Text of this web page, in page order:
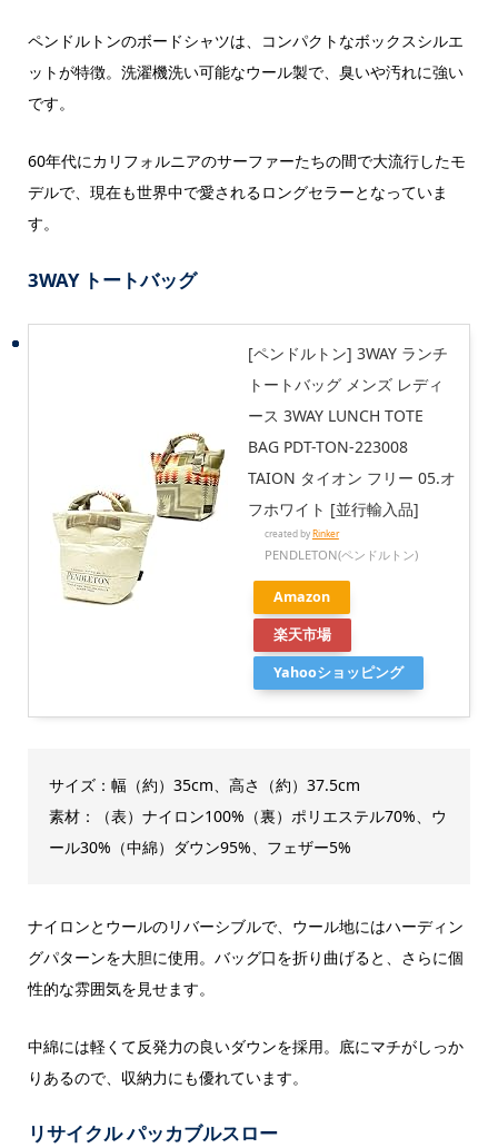
ペンドルトンのボードシャツは、コンパクトなボックスシルエ
ットが特徴。洗濯機洗い可能なウール製で、臭いや汚れに強い
です。
60年代にカリフォルニアのサーファーたちの間で大流行したモ
デルで、現在も世界中で愛されるロングセラーとなっていま
す。
3WAY トートバッグ
[ペンドルトン] 3WAY ランチ
トートバッグ メンズ レディ
ース 3WAY LUNCH TOTE
BAG PDT-TON-223008
TAION タイオン フリー 05.オ
フホワイト [並行輸入品]
created byRinker
PENDLETON(ペンドルトン)
Amazon
楽天市場
Yahooショッピング
サイズ：幅（約）35cm、高さ（約）37.5cm
素材：（表）ナイロン100%（裏）ポリエステル70%、ウ
ール30%（中綿）ダウン95%、フェザー5%
ナイロンとウールのリバーシブルで、ウール地にはハーディン
グパターンを大胆に使用。バッグ口を折り曲げると、さらに個
性的な雰囲気を見せます。
中綿には軽くて反発力の良いダウンを採用。底にマチがしっか
りあるので、収納力にも優れています。
リサイクル パッカブルスロー